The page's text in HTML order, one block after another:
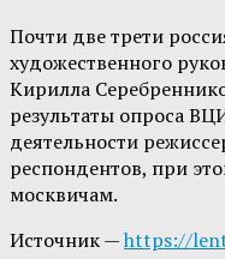
Почти две трети
художественного
Кирилла
результаты опроса
деятельности
респондентов, при
москвичам.
Источник —https://